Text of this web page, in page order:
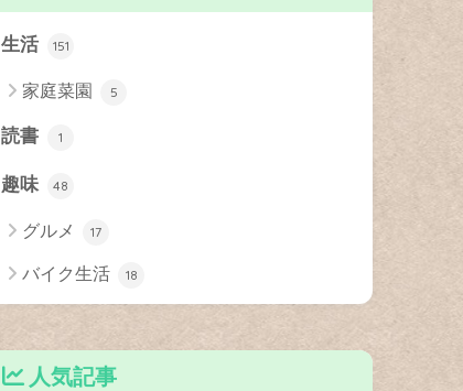
生活 151
家庭菜園 5
読書 1
趣味 48
グルメ 17
バイク生活 18
人気記事